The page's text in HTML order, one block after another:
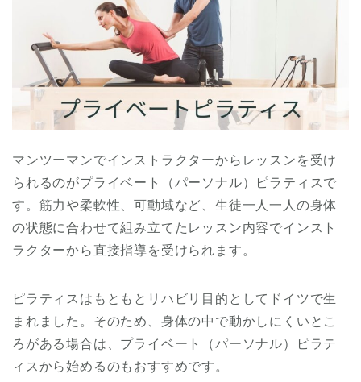
マンツーマンでインストラクターからレッスンを受け
られるのがプライベート（パーソナル）ピラティスで
す。筋力や柔軟性、可動域など、生徒一人一人の身体
の状態に合わせて組み立てたレッスン内容でインスト
ラクターから直接指導を受けられます。
ピラティスはもともとリハビリ目的としてドイツで生
まれました。そのため、身体の中で動かしにくいとこ
ろがある場合は、プライベート（パーソナル）ピラテ
ィスから始めるのもおすすめです。